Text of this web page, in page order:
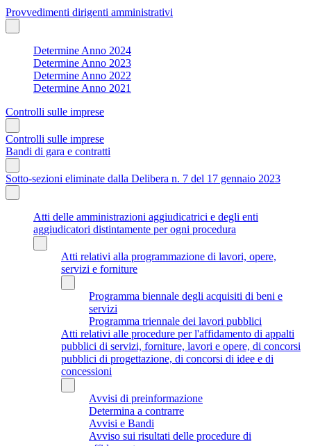
Provvedimenti dirigenti amministrativi
Determine Anno 2024
Determine Anno 2023
Determine Anno 2022
Determine Anno 2021
Controlli sulle imprese
Controlli sulle imprese
Bandi di gara e contratti
Sotto-sezioni eliminate dalla Delibera n. 7 del 17 gennaio 2023
Atti delle amministrazioni aggiudicatrici e degli enti
aggiudicatori distintamente per ogni procedura
Atti relativi alla programmazione di lavori, opere,
servizi e forniture
Programma biennale degli acquisiti di beni e
servizi
Programma triennale dei lavori pubblici
Atti relativi alle procedure per l'affidamento di appalti
pubblici di servizi, forniture, lavori e opere, di concorsi
pubblici di progettazione, di concorsi di idee e di
concessioni
Avvisi di preinformazione
Determina a contrarre
Avvisi e Bandi
Avviso sui risultati delle procedure di